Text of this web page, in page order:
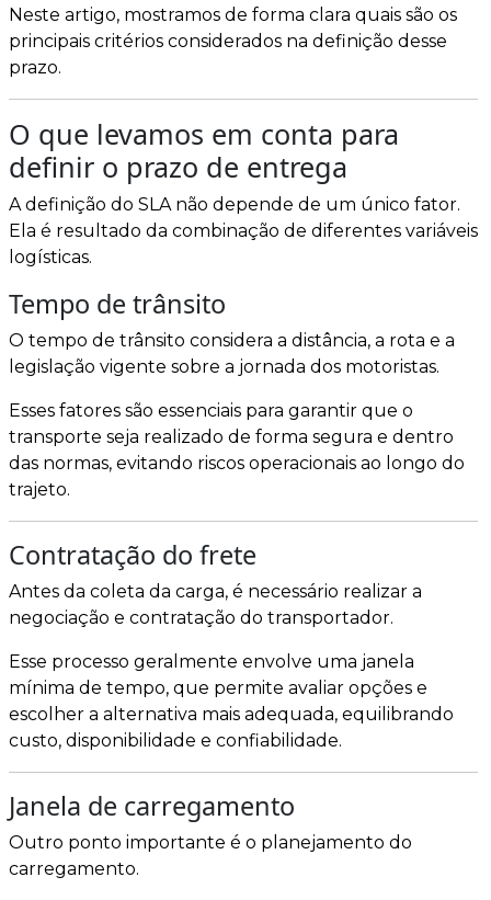
Neste artigo, mostramos de forma clara quais são os
principais critérios considerados na definição desse
prazo.
O que levamos em conta para
definir o prazo de entrega
A definição do SLA não depende de um único fator.
Ela é resultado da combinação de diferentes variáveis
logísticas.
Tempo de trânsito
O tempo de trânsito considera a distância, a rota e a
legislação vigente sobre a jornada dos motoristas.
Esses fatores são essenciais para garantir que o
transporte seja realizado de forma segura e dentro
das normas, evitando riscos operacionais ao longo do
trajeto.
Contratação do frete
Antes da coleta da carga, é necessário realizar a
negociação e contratação do transportador.
Esse processo geralmente envolve uma janela
mínima de tempo, que permite avaliar opções e
escolher a alternativa mais adequada, equilibrando
custo, disponibilidade e confiabilidade.
Janela de carregamento
Outro ponto importante é o planejamento do
carregamento.